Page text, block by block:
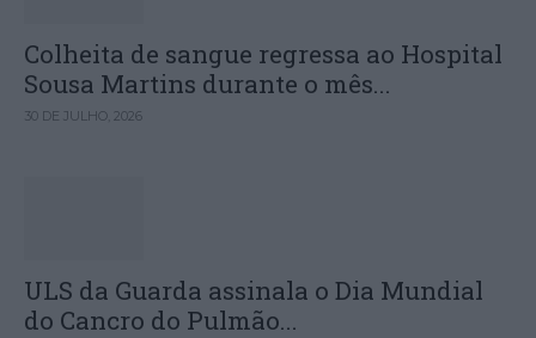
Colheita de sangue regressa ao Hospital
Sousa Martins durante o mês...
30 DE JULHO, 2026
ULS da Guarda assinala o Dia Mundial
do Cancro do Pulmão...